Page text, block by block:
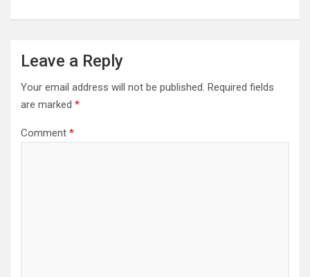
Leave a Reply
Your email address will not be published. Required fields
are marked *
Comment *